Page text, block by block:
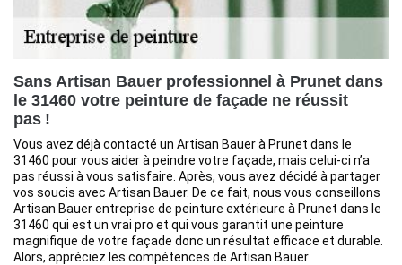
Sans Artisan Bauer professionnel à Prunet dans
le 31460 votre peinture de façade ne réussit
pas !
Vous avez déjà contacté un Artisan Bauer à Prunet dans le
31460 pour vous aider à peindre votre façade, mais celui-ci n’a
pas réussi à vous satisfaire. Après, vous avez décidé à partager
vos soucis avec Artisan Bauer. De ce fait, nous vous conseillons
Artisan Bauer entreprise de peinture extérieure à Prunet dans le
31460 qui est un vrai pro et qui vous garantit une peinture
magnifique de votre façade donc un résultat efficace et durable.
Alors, appréciez les compétences de Artisan Bauer